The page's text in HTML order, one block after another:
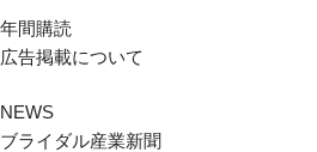
年間購読
広告掲載について
NEWS
ブライダル産業新聞